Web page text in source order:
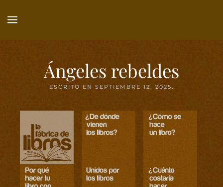
Ángeles rebeldes
ESCRITO EN SEPTIEMBRE 12, 2025.